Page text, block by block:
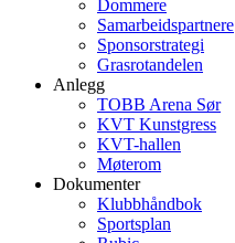
Dommere
Samarbeidspartnere
Sponsorstrategi
Grasrotandelen
Anlegg
TOBB Arena Sør
KVT Kunstgress
KVT-hallen
Møterom
Dokumenter
Klubbhåndbok
Sportsplan